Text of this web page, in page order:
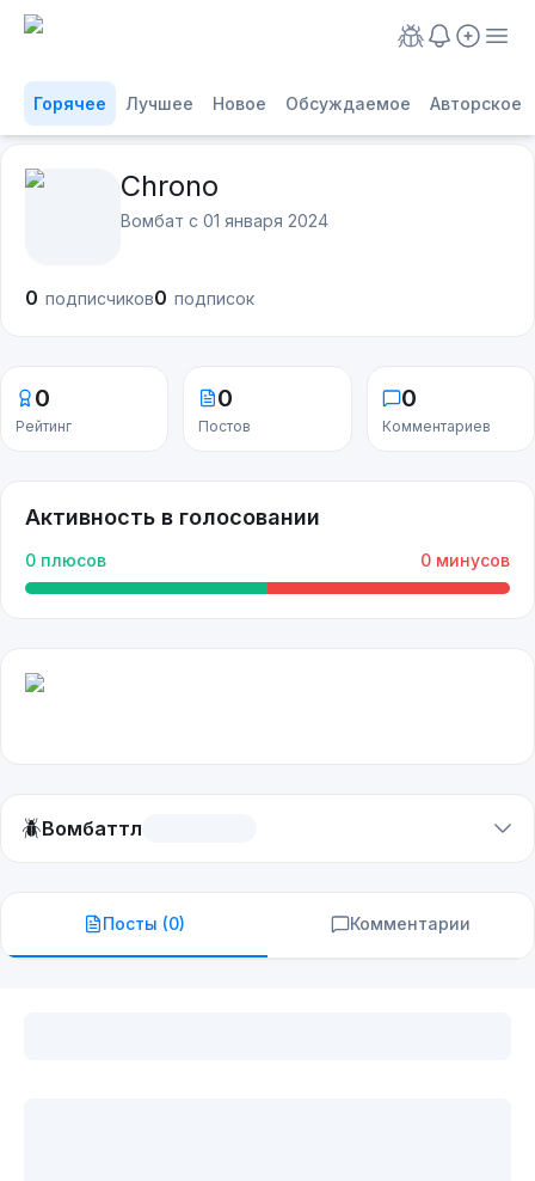
Горячее Лучшее Новое Обсуждаемое Авторское
Chrono
Вомбат с 01 января 2024
0 подписчиков0 подписок
0
Рейтинг
0
Постов
0
Комментариев
Активность в голосовании
0 плюсов 0 минусов
🪲Вомбаттл
Посты (0) Комментарии